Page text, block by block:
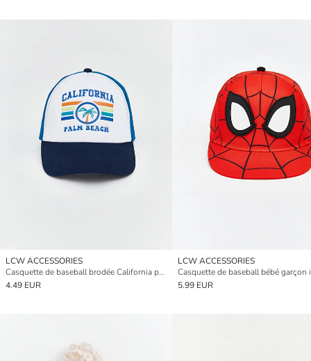
LCW ACCESSORIES
Casquette de baseball brodée California pour bébé garçon
4.49 EUR
LCW ACCESSORIES
5.99 EUR